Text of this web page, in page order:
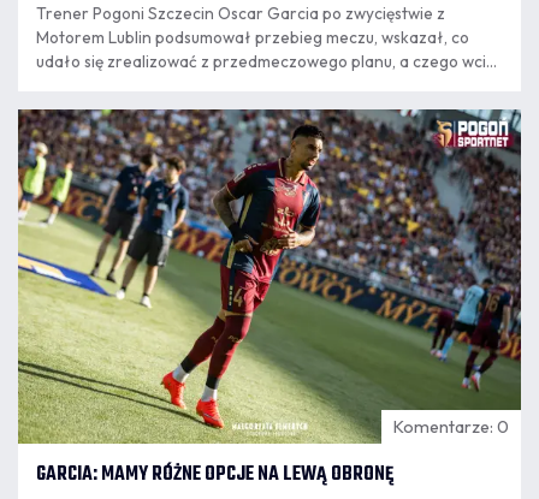
Trener Pogoni Szczecin Oscar Garcia po zwycięstwie z
Motorem Lublin podsumował przebieg meczu, wskazał, co
udało się zrealizować z przedmeczowego planu, a czego wciąż
również do przełożenia najbliższego spotkania z Jagiellonią
Białystok i zdradził, że wolałby wygrywać z większą liczbą
strzelonych goli, nawet za cenę straty bramki.
09.08
10:37
Komentarze: 0
GARCIA: MAMY RÓŻNE OPCJE NA LEWĄ OBRONĘ